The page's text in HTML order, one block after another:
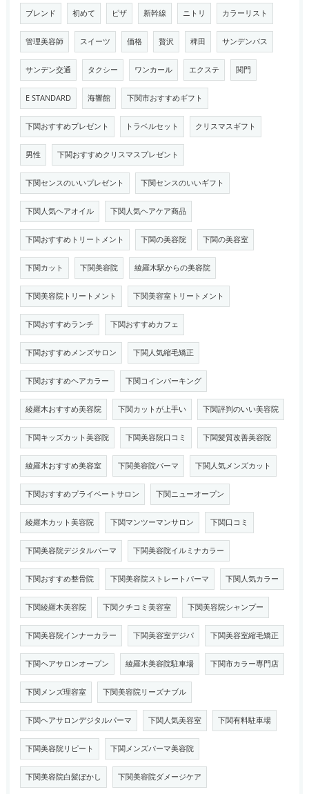
ブレンド 初めて ピザ 新幹線 ニトリ カラーリスト
管理美容師 スイーツ 価格 贅沢 稗田 サンデンバス
サンデン交通 タクシー ワンカール エクステ 関門
E STANDARD 海響館 下関市おすすめギフト
下関おすすめプレゼント トラベルセット クリスマスギフト
男性 下関おすすめクリスマスプレゼント
下関センスのいいプレゼント 下関センスのいいギフト
下関人気ヘアオイル 下関人気ヘアケア商品
下関おすすめトリートメント 下関の美容院 下関の美容室
下関カット 下関美容院 綾羅木駅からの美容院
下関美容院トリートメント 下関美容室トリートメント
下関おすすめランチ 下関おすすめカフェ
下関おすすめメンズサロン 下関人気縮毛矯正
下関おすすめヘアカラー 下関コインパーキング
綾羅木おすすめ美容院 下関カットが上手い 下関評判のいい美容院
下関キッズカット美容院 下関美容院口コミ 下関髪質改善美容院
綾羅木おすすめ美容室 下関美容院パーマ 下関人気メンズカット
下関おすすめプライベートサロン 下関ニューオープン
綾羅木カット美容院 下関マンツーマンサロン 下関口コミ
下関美容院デジタルパーマ 下関美容院イルミナカラー
下関おすすめ整骨院 下関美容院ストレートパーマ 下関人気カラー
下関綾羅木美容院 下関クチコミ美容室 下関美容院シャンプー
下関美容院インナーカラー 下関美容室デジパ 下関美容室縮毛矯正
下関ヘアサロンオープン 綾羅木美容院駐車場 下関市カラー専門店
下関メンズ理容室 下関美容院リーズナブル
下関ヘアサロンデジタルパーマ 下関人気美容室 下関有料駐車場
下関美容院リピート 下関メンズパーマ美容院
下関美容院白髪ぼかし 下関美容院ダメージケア